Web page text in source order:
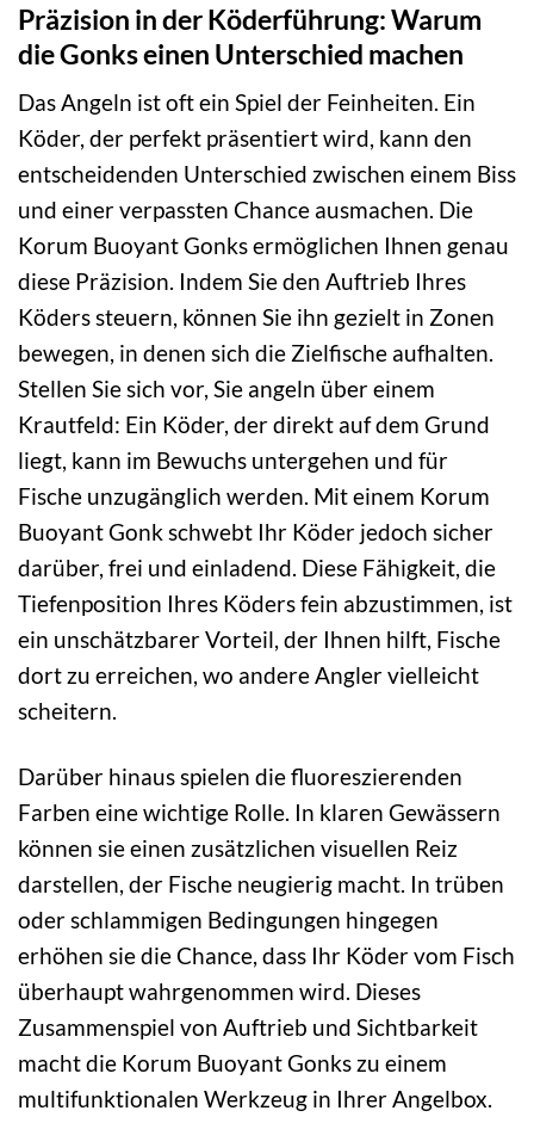
Präzision in der Köderführung: Warum
die Gonks einen Unterschied machen
Das Angeln ist oft ein Spiel der Feinheiten. Ein
Köder, der perfekt präsentiert wird, kann den
entscheidenden Unterschied zwischen einem Biss
und einer verpassten Chance ausmachen. Die
Korum Buoyant Gonks ermöglichen Ihnen genau
diese Präzision. Indem Sie den Auftrieb Ihres
Köders steuern, können Sie ihn gezielt in Zonen
bewegen, in denen sich die Zielfische aufhalten.
Stellen Sie sich vor, Sie angeln über einem
Krautfeld: Ein Köder, der direkt auf dem Grund
liegt, kann im Bewuchs untergehen und für
Fische unzugänglich werden. Mit einem Korum
Buoyant Gonk schwebt Ihr Köder jedoch sicher
darüber, frei und einladend. Diese Fähigkeit, die
Tiefenposition Ihres Köders fein abzustimmen, ist
ein unschätzbarer Vorteil, der Ihnen hilft, Fische
dort zu erreichen, wo andere Angler vielleicht
scheitern.
Darüber hinaus spielen die fluoreszierenden
Farben eine wichtige Rolle. In klaren Gewässern
können sie einen zusätzlichen visuellen Reiz
darstellen, der Fische neugierig macht. In trüben
oder schlammigen Bedingungen hingegen
erhöhen sie die Chance, dass Ihr Köder vom Fisch
überhaupt wahrgenommen wird. Dieses
Zusammenspiel von Auftrieb und Sichtbarkeit
macht die Korum Buoyant Gonks zu einem
multifunktionalen Werkzeug in Ihrer Angelbox.